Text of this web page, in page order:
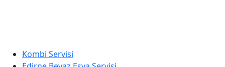
Kombi Servisi